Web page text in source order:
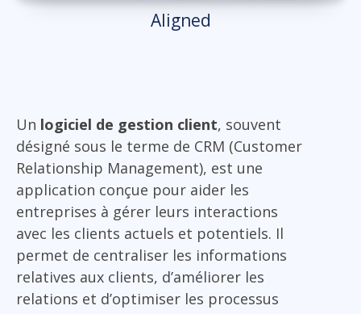
Aligned
Un logiciel de gestion client, souvent
désigné sous le terme de CRM (Customer
Relationship Management), est une
application conçue pour aider les
entreprises à gérer leurs interactions
avec les clients actuels et potentiels. Il
permet de centraliser les informations
relatives aux clients, d’améliorer les
relations et d’optimiser les processus